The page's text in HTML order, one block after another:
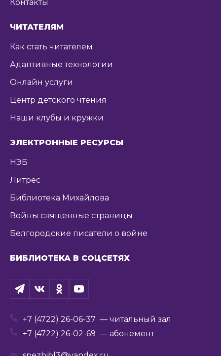
Контакты
ЧИТАТЕЛЯМ
Как стать читателем
Адаптивные технологии
Онлайн услуги
Центр детского чтения
Наши клубы и кружки
ЭЛЕКТРОННЫЕ РЕСУРСЫ
НЭБ
Литрес
Библиотека Михайлова
Войны священные страницы
Белгородские писатели о войне
БИБЛИОТЕКА В СОЦСЕТЯХ
+7 (4722) 26-06-37 — читальный зал
+7 (4722) 26-02-69 — абонемент